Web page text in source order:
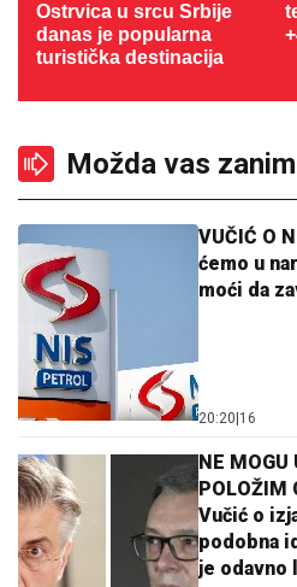
Ostrvica u srcu Srbije
danas je popularna
turistička destinacija
Možda vas
VUČIĆ O
ćemo u
moći da
20:20 16
NE MOGU
POLOŽIM
Vučić o
podobna
je odavno